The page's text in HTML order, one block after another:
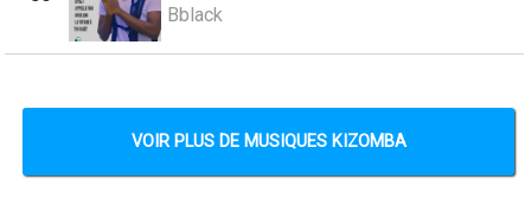
Bblack
VOIR PLUS DE MUSIQUES KIZOMBA